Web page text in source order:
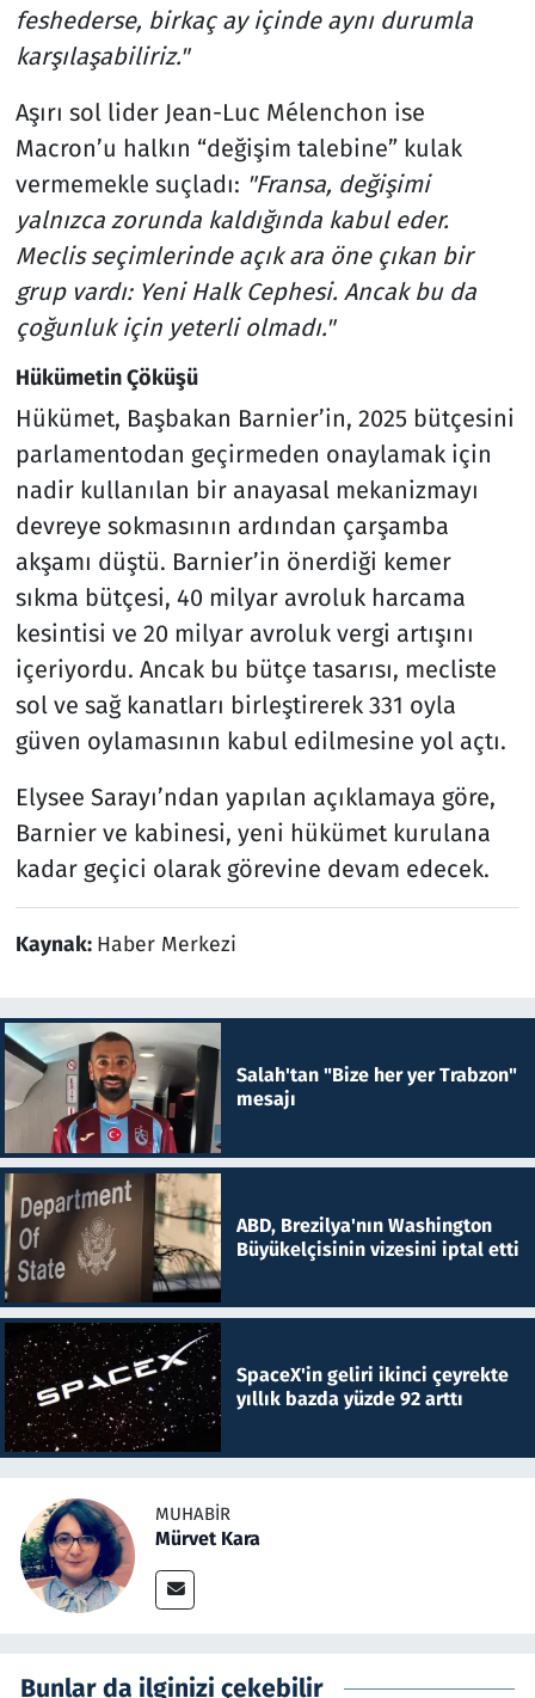
feshederse, birkaç ay içinde aynı durumla
karşılaşabiliriz."
Aşırı sol lider Jean-Luc Mélenchon ise
Macron’u halkın “değişim talebine” kulak
vermemekle suçladı: "Fransa, değişimi
yalnızca zorunda kaldığında kabul eder.
Meclis seçimlerinde açık ara öne çıkan bir
grup vardı: Yeni Halk Cephesi. Ancak bu da
çoğunluk için yeterli olmadı."
Hükümetin Çöküşü
Hükümet, Başbakan Barnier’in, 2025 bütçesini
parlamentodan geçirmeden onaylamak için
nadir kullanılan bir anayasal mekanizmayı
devreye sokmasının ardından çarşamba
akşamı düştü. Barnier’in önerdiği kemer
sıkma bütçesi, 40 milyar avroluk harcama
kesintisi ve 20 milyar avroluk vergi artışını
içeriyordu. Ancak bu bütçe tasarısı, mecliste
sol ve sağ kanatları birleştirerek 331 oyla
güven oylamasının kabul edilmesine yol açtı.
Elysee Sarayı’ndan yapılan açıklamaya göre,
Barnier ve kabinesi, yeni hükümet kurulana
kadar geçici olarak görevine devam edecek.
Kaynak: Haber Merkezi
Salah'tan "Bize her yer Trabzon"
mesajı
ABD, Brezilya'nın Washington
Büyükelçisinin vizesini iptal etti
SpaceX'in geliri ikinci çeyrekte
yıllık bazda yüzde 92 arttı
MUHABIR
Mürvet Kara
Bunlar da ilginizi çekebilir